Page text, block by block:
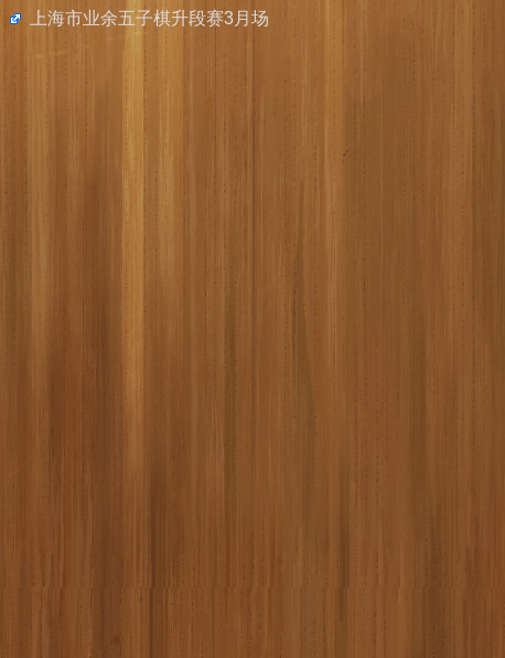
子棋校际联赛上海赛区选拔赛
上海市业余五子棋升段赛3月场